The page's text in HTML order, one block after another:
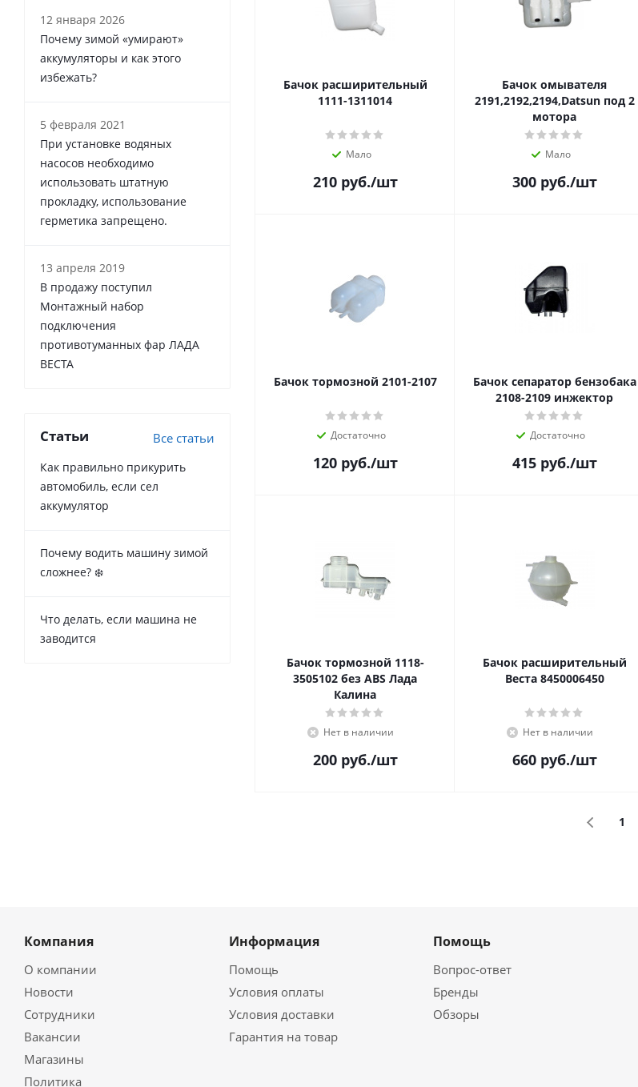
Бачок расширительный
1111-1311014
Мало
210руб./шт
Бачок омывателя
2191,2192,2194,Datsun под 2
мотора
Мало
300руб./шт
Бачок тормозной 2101-2107
Достаточно
120руб./шт
Бачок сепаратор бензобака
2108-2109 инжектор
Достаточно
415руб./шт
Бачок тормозной 1118-
3505102 без ABS Лада
Калина
Нет в наличии
200руб./шт
Бачок расширительный
Веста 8450006450
Нет в наличии
660руб./шт
1
12 января 2026
Почему зимой «умирают»
аккумуляторы и как этого
избежать?
5 февраля 2021
При установке водяных
насосов необходимо
использовать штатную
прокладку, использование
герметика запрещено.
13 апреля 2019
В продажу поступил
Монтажный набор
подключения
противотуманных фар ЛАДА
ВЕСТА
Статьи Все статьи
Как правильно прикурить
автомобиль, если сел
аккумулятор
Почему водить машину зимой
сложнее? ❄️
Что делать, если машина не
заводится
Компания
О компании
Новости
Сотрудники
Вакансии
Магазины
Политика
Информация
Помощь
Условия оплаты
Условия доставки
Гарантия на товар
Помощь
Вопрос-ответ
Бренды
Обзоры